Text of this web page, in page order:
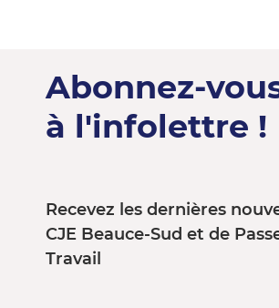
Abonnez-
à l'infolettre !
Recevez les dernières
CJE Beauce-Sud et de
Travail